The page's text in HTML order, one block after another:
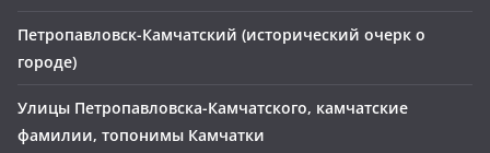
Петропавловск-Камчатский (исторический очерк о
городе)
Улицы Петропавловска-Камчатского, камчатские
фамилии, топонимы Камчатки